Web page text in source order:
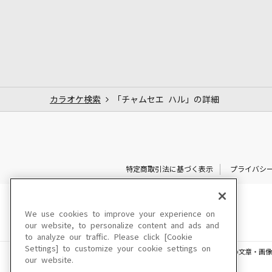
カラオケ検索 「チャムセエ ハル」の詳細
特定商取引法に基づく表示 プライバシ
このサイトに掲載されている一切の文章・画
We use cookies to improve your experience on
our website, to personalize content and ads and
to analyze our traffic. Please click [Cookie
Settings] to customize your cookie settings on
our website.